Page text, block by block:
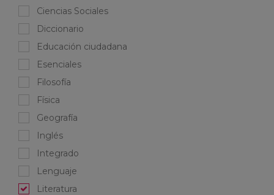
Ciencias Sociales
Diccionario
Educación ciudadana
Esenciales
Filosofía
Física
Geografía
Inglés
Integrado
Lenguaje
Literatura